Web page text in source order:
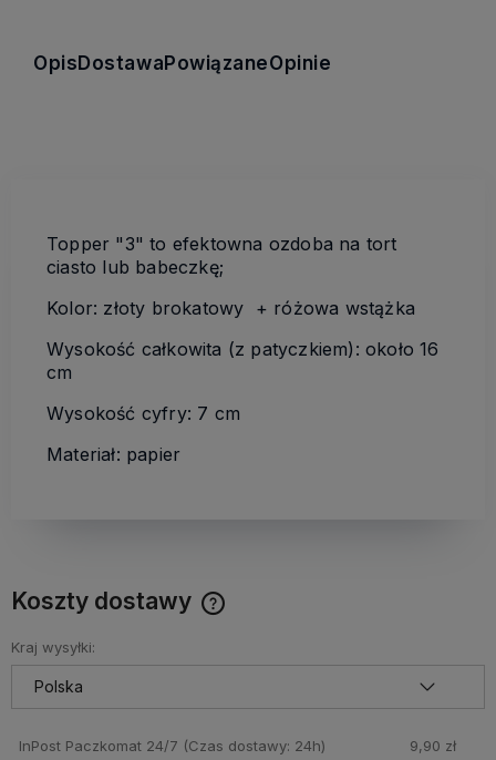
OpisDostawaPowiązaneOpinie
Topper "3" to efektowna ozdoba na tort
ciasto lub babeczkę;
Kolor: złoty brokatowy + różowa wstążka
Wysokość całkowita (z patyczkiem): około 16
cm
Wysokość cyfry: 7 cm
Materiał: papier
Koszty dostawy
Kraj wysyłki:
InPost Paczkomat 24/7 (Czas dostawy: 24h) 9,90 zł